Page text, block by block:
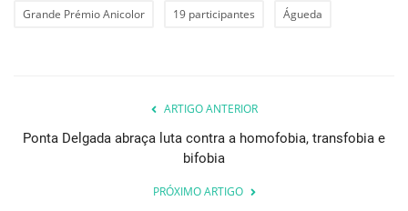
Grande Prémio Anicolor 19 participantes Águeda
ARTIGO ANTERIOR
Ponta Delgada abraça luta contra a homofobia, transfobia e
bifobia
PRÓXIMO ARTIGO